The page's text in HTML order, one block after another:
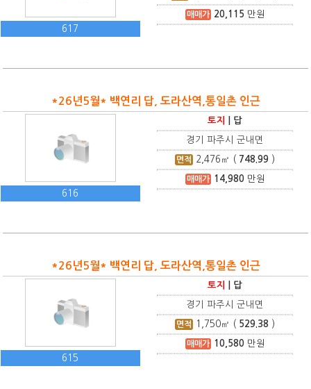
617
매매가 20,115 만원
*26년5월* 백연리 답, 도라산역,통일촌 인근
616
토지 답
경기 파주시 군내면
면적 2,476 ㎡ ( 748.99 )
매매가 14,980만원
*26년5월* 백연리 답, 도라산역,통일촌 인근
615
토지 답
경기 파주시 군내면
면적 1,750㎡ ( 529.38 )
매매가 10,580만원